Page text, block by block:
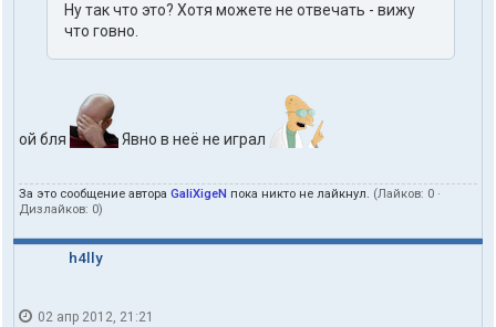
Ну так что это? Хотя можете не отвечать - вижу
что говно.
ой бля Явно в неё не играл
За это сообщение автора GaliXigeN пока никто не лайкнул. (Лайков: 0 ·
Дизлайков: 0)
h4lly
02 апр 2012, 21:21